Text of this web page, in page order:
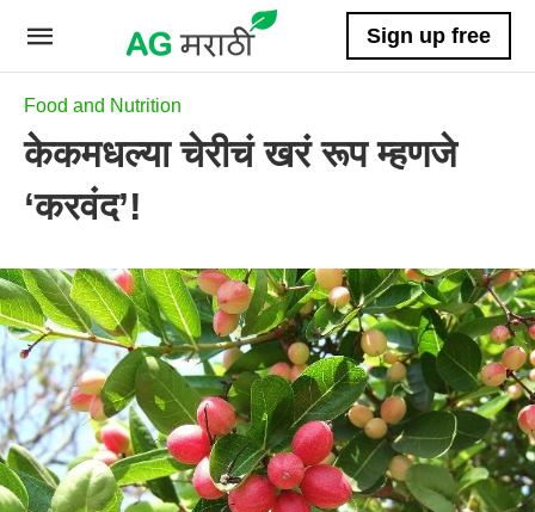
Sign up free
Food and Nutrition
केकमधल्या चेरीचं खरं रूप म्हणजे
‘करवंद’!